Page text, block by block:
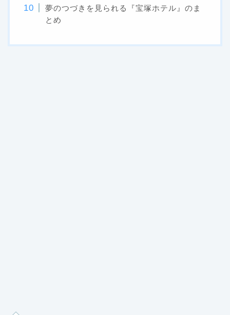
夢のつづきを見られる『宝塚ホテル』のま
とめ